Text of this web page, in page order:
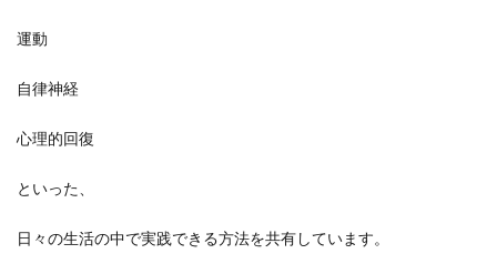
運動
自律神経
心理的回復
といった、
日々の生活の中で実践できる方法を共有しています。